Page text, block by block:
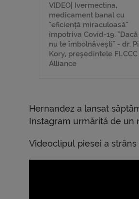
VIDEO| Ivermectina,
medicament banal cu
"eficiență miraculoasă"
împotriva Covid-19.
nu te îmbolnăvești" - dr.
Kory, președintele FLCCC
Alliance
Hernandez a lansat
Instagram urmărită de un
Videoclipul piesei a